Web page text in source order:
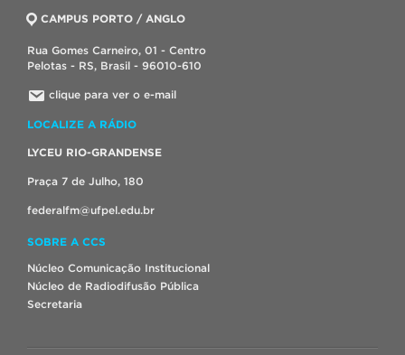
CAMPUS PORTO / ANGLO
Rua Gomes Carneiro, 01 - Centro
Pelotas - RS, Brasil - 96010-610
clique para ver o e-mail
LOCALIZE A RÁDIO
LYCEU RIO-GRANDENSE
Praça 7 de Julho, 180
federalfm@ufpel.edu.br
SOBRE A CCS
Núcleo Comunicação Institucional
Núcleo de Radiodifusão Pública
Secretaria